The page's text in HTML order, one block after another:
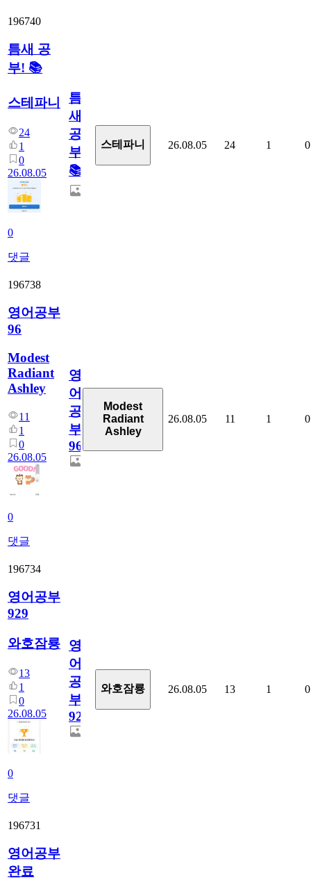
196740
틈새 공
부! 📚
스테파니
24
1
0
26.08.05
0
댓글
틈
새
공
부!
📚
스테파니 26.08.05 24 1 0
196738
영어공부
96
Modest
Radiant
Ashley
11
1
0
26.08.05
0
댓글
영
어
공
부
96
Modest
Radiant
Ashley
26.08.05 11 1 0
196734
영어공부
929
와호잠룡
13
1
0
26.08.05
0
댓글
영
어
공
부
929
와호잠룡 26.08.05 13 1 0
196731
영어공부
완료